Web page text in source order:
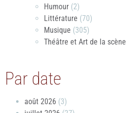
Humour (2)
Littérature (70)
Musique (305)
Théâtre et Art de la scène
Par date
août 2026 (3)